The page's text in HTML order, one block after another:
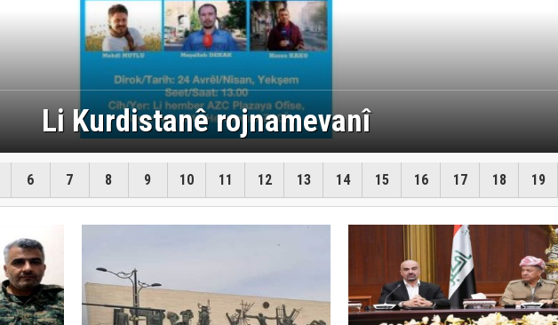
xizmeta Pêşmerge û hêzên Asayîşê hat
pejirandin
6 7 8 9 10 11 12 13 14 15 16 17 18 19